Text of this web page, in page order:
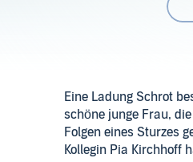
Eine Ladung Schrot
schöne junge Frau,
Folgen eines Sturzes
Kollegin Pia Kirchhoff